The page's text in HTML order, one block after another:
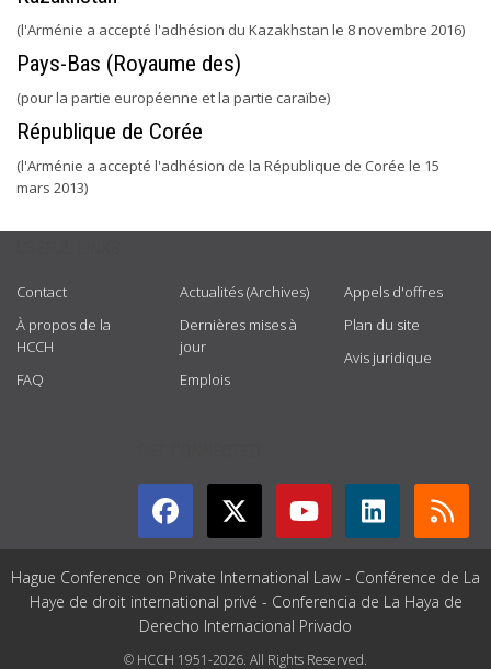
(l'Arménie a accepté l'adhésion du Kazakhstan le 8 novembre 2016)
Pays-Bas (Royaume des)
(pour la partie européenne et la partie caraïbe)
République de Corée
(l'Arménie a accepté l'adhésion de la République de Corée le 15
mars 2013)
Contact
À propos de la
HCCH
FAQ
Actualités (Archives)
Dernières mises à
jour
Emplois
Appels d'offres
Plan du site
Avis juridique
Hague Conference on Private International Law - Conférence de La
Haye de droit international privé - Conferencia de La Haya de
Derecho Internacional Privado
© HCCH 1951-2026. All Rights Reserved.